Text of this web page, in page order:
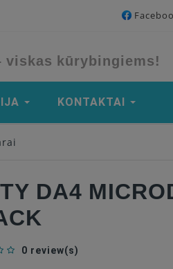
viskas kūrybingiems!
KONTAKTAI
DA4
0 review(s)